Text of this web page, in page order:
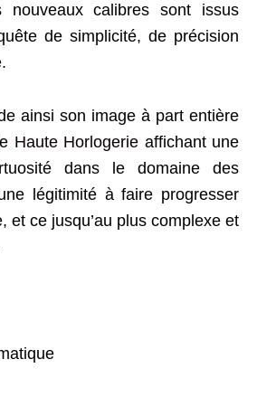
nouveaux calibres sont issus
de simplicité, de précision
ainsi son image à part entière
Haute Horlogerie affichant une
dans le domaine des
légitimité à faire progresser
et ce jusqu’au plus complexe et